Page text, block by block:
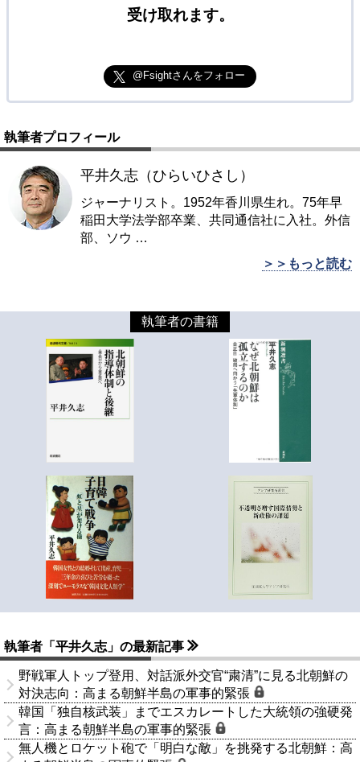
受け取れます。
@Fsightさんをフォロー
執筆者プロフィール
平井久志（ひらいひさし）
ジャーナリスト。1952年香川県生れ。75年早
稲田大学法学部卒業、共同通信社に入社。外信
部、ソウ …
＞＞もっと読む
執筆者の書籍
執筆者「平井久志」の最新記事
野戦軍人トップ登用、対話派外交官“粛清”に見る北朝鮮の
対決志向：高まる朝鮮半島の軍事的緊張
韓国「独自核武装」までエスカレートした大統領の強硬発
言：高まる朝鮮半島の軍事的緊張
無人機とロケット砲で「明白な敵」を挑発する北朝鮮：高